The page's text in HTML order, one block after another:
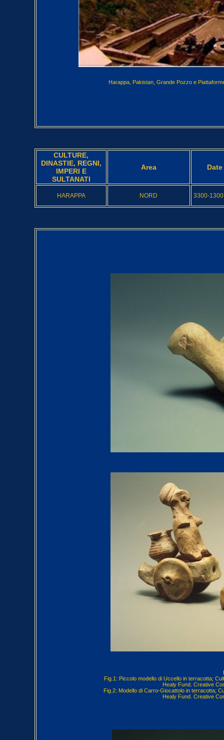
Harappa, Pakistan, Grande Pozzo e
CULTURE,
DINASTIE, REGNI,
IMPERI E
SULTANATI
Area Date
HARAPPA NORD 3300-1300
Fig.1: Piccolo modello di Uccello in terracotta;
Healy Fund. Creative
Fig.2: Modello di Carro-Giocattolo in terracotta;
Healy Fund. Creative